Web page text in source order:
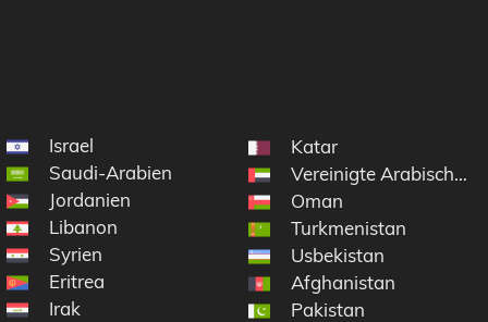
Israel
Saudi-Arabien
Jordanien
Libanon
Syrien
Eritrea
Irak
Katar
Vereinigte Arabische
Oman
Turkmenistan
Usbekistan
Afghanistan
Pakistan